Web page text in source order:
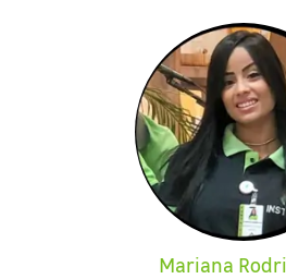
Mariana